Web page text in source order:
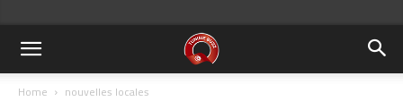
Home nouvelles locales